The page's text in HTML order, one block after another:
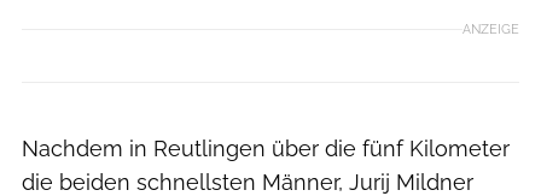
ANZEIGE
Nachdem in Reutlingen über die fünf Kilometer
die beiden schnellsten Männer, Jurij Mildner